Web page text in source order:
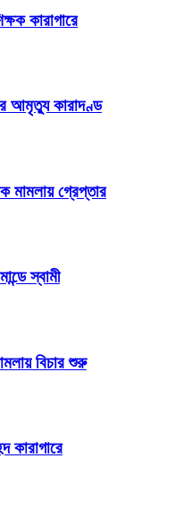
কারাগারে
আমৃত্যু কারাদণ্ড
মামলায় গ্রেপ্তার
স্বামী
বিচার শুরু
কারাগারে